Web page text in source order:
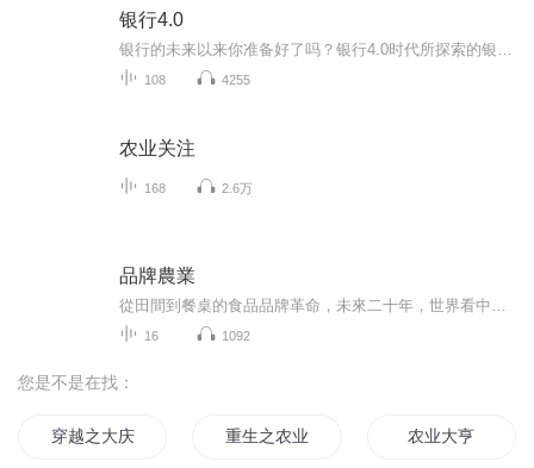
银行4.0
108 4255
农业关注
168 2.6万
品牌農業
16 1092
您是不是在找：
穿越之大庆帝国 重生之农业崛起 农业大亨